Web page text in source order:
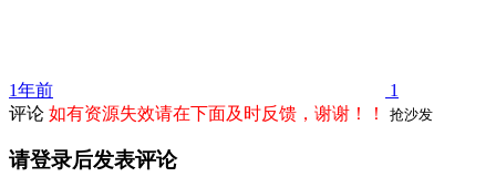
1年前
1
评论 如有资源失效请在下面及时反馈，谢谢！！ 抢沙发
请登录后发表评论